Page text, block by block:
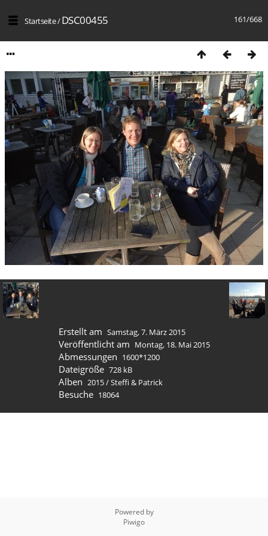
161/668
Startseite/DSC00455
Erstellt am Samstag, 7. März 2015
Veröffentlicht am Montag, 18. Mai 2015
Abmessungen 1600*1200
Dateigröße 728 kB
Alben 2015/Steffi & Patrick
Besuche 18064
Powered by
Piwigo